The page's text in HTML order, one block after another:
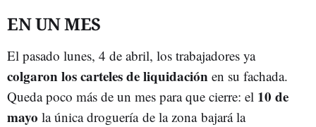
EN UN MES
El pasado lunes, 4 de abril, los trabajadores ya
colgaron los carteles de liquidación en su fachada.
Queda poco más de un mes para que cierre: el 10 de
mayo la única droguería de la zona bajará la